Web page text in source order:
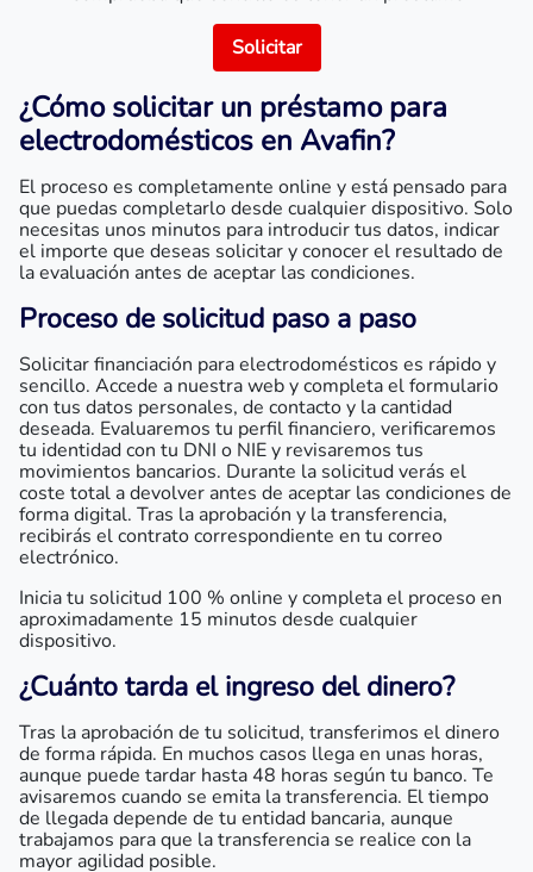
Solicitar
¿Cómo solicitar un préstamo para
electrodomésticos en Avafin?
El proceso es completamente online y está pensado para
que puedas completarlo desde cualquier dispositivo. Solo
necesitas unos minutos para introducir tus datos, indicar
el importe que deseas solicitar y conocer el resultado de
la evaluación antes de aceptar las condiciones.
Proceso de solicitud paso a paso
Solicitar financiación para electrodomésticos es rápido y
sencillo. Accede a nuestra web y completa el formulario
con tus datos personales, de contacto y la cantidad
deseada. Evaluaremos tu perfil financiero, verificaremos
tu identidad con tu DNI o NIE y revisaremos tus
movimientos bancarios. Durante la solicitud verás el
coste total a devolver antes de aceptar las condiciones de
forma digital. Tras la aprobación y la transferencia,
recibirás el contrato correspondiente en tu correo
electrónico.
Inicia tu solicitud 100 % online y completa el proceso en
aproximadamente 15 minutos desde cualquier
dispositivo.
¿Cuánto tarda el ingreso del dinero?
Tras la aprobación de tu solicitud, transferimos el dinero
de forma rápida. En muchos casos llega en unas horas,
aunque puede tardar hasta 48 horas según tu banco. Te
avisaremos cuando se emita la transferencia. El tiempo
de llegada depende de tu entidad bancaria, aunque
trabajamos para que la transferencia se realice con la
mayor agilidad posible.